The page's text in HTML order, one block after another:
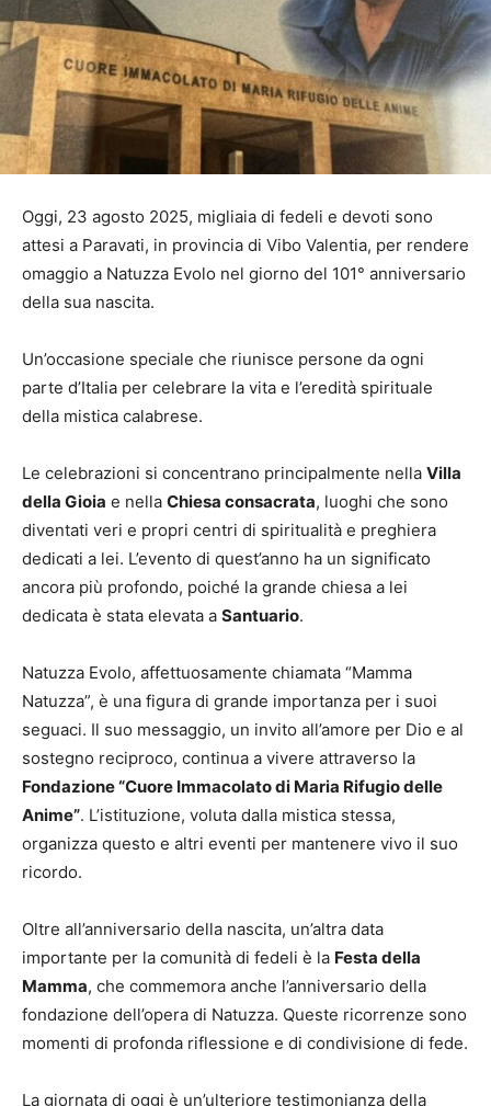
Oggi, 23 agosto 2025, migliaia di fedeli e devoti sono
attesi a Paravati, in provincia di Vibo Valentia, per rendere
omaggio a Natuzza Evolo nel giorno del 101° anniversario
della sua nascita.
Un’occasione speciale che riunisce persone da ogni
parte d’Italia per celebrare la vita e l’eredità spirituale
della mistica calabrese.
Le celebrazioni si concentrano principalmente nella Villa
della Gioia e nella Chiesa consacrata, luoghi che sono
diventati veri e propri centri di spiritualità e preghiera
dedicati a lei. L’evento di quest’anno ha un significato
ancora più profondo, poiché la grande chiesa a lei
dedicata è stata elevata a Santuario.
Natuzza Evolo, affettuosamente chiamata “Mamma
Natuzza”, è una figura di grande importanza per i suoi
seguaci. Il suo messaggio, un invito all’amore per Dio e al
sostegno reciproco, continua a vivere attraverso la
Fondazione “Cuore Immacolato di Maria Rifugio delle
Anime”. L’istituzione, voluta dalla mistica stessa,
organizza questo e altri eventi per mantenere vivo il suo
ricordo.
Oltre all’anniversario della nascita, un’altra data
importante per la comunità di fedeli è la Festa della
Mamma, che commemora anche l’anniversario della
fondazione dell’opera di Natuzza. Queste ricorrenze sono
momenti di profonda riflessione e di condivisione di fede.
La giornata di oggi è un’ulteriore testimonianza della